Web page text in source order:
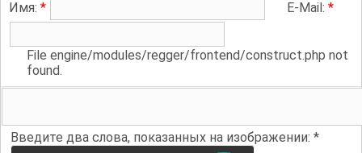
Имя: * E-Mail: *
File engine/modules/regger/frontend/construct.php not
found.
Введите два слова, показанных на изображении: *